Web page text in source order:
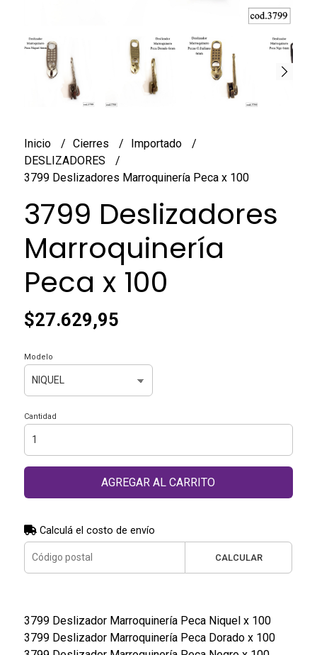
Inicio Cierres
Importado
DESLIZADORES
3799 Deslizadores Marroquinería Peca x 100
3799 Deslizadores
Marroquinería
Peca x 100
$27.629,95
Modelo
Cantidad
AGREGAR AL CARRITO
Calculá el costo de envío
CALCULAR
3799 Deslizador Marroquinería Peca Niquel x 100
3799 Deslizador Marroquinería Peca Dorado x 100